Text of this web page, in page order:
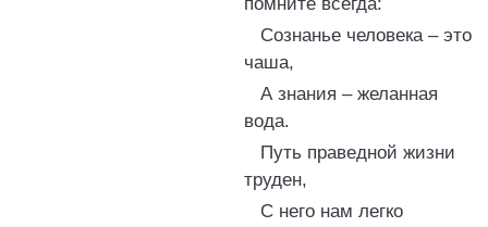
Сознанье человека – это
чаша,
А знания – желанная
вода.
Путь праведной жизни
труден,
С него нам легко